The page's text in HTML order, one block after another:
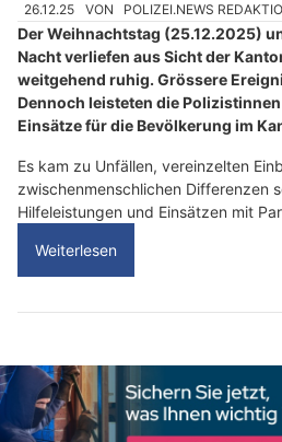
26.12.25 VON POLIZEI.NEWS
Der Weihnachtstag (25.12.2025)
Nacht verliefen aus Sicht der
weitgehend ruhig. Grössere
Dennoch leisteten die
Einsätze für die Bevölkerung im
Es kam zu Unfällen, vereinzelten
zwischenmenschlichen Differenzen
Hilfeleistungen und Einsätzen mit
Weiterlesen